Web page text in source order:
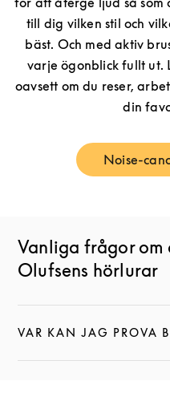
till dig vilken stil och
bäst. Och med aktiv
varje ögonblick fullt ut.
oavsett om du reser,
din
Noise-
Vanliga frågor om
Olufsens hörlurar
VAR KAN JAG PROVA
KLICKA FÖR ATT